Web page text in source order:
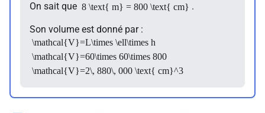
On sait que 8 \text{ m} = 800 \text{ cm} .
Son volume est donné par :
\mathcal{V}=L\times \ell\times h
\mathcal{V}=60\times 60\times 800
\mathcal{V}=2\, 880\, 000 \text{ cm}^3